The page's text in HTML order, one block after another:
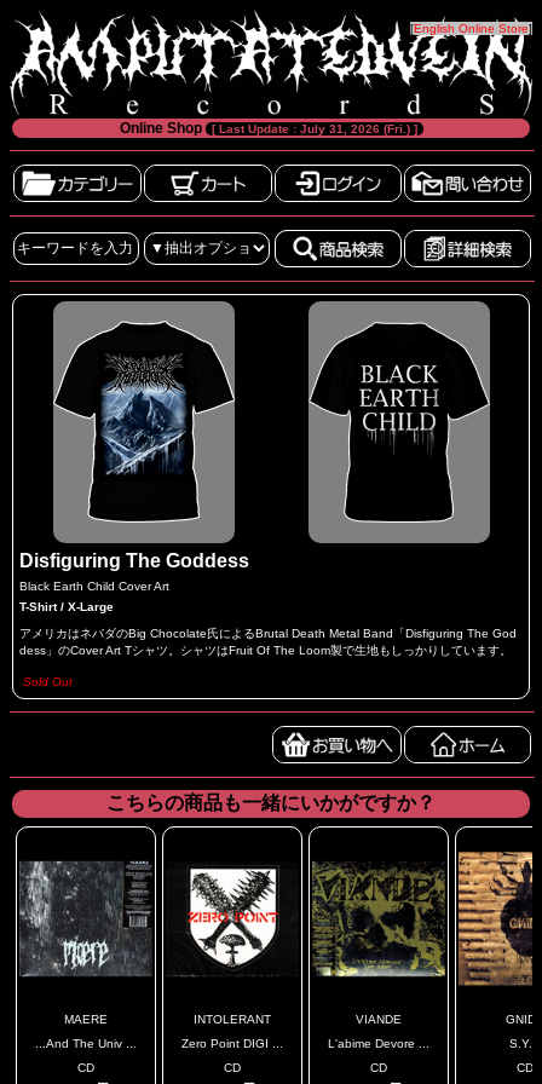
[English Online Store]
Online Shop [ Last Update : July 31, 2026 (Fri.) ]
Disfiguring The Goddess
Black Earth Child Cover Art
T-Shirt / X-Large
アメリカはネバダのBig Chocolate氏によるBrutal Death Metal Band「Disfiguring The God
dess」のCover Art Tシャツ。シャツはFruit Of The Loom製で生地もしっかりしています。
Sold Out
こちらの商品も一緒にいかがですか？
MAERE
...And The Univ ...
CD
INTOLERANT
Zero Point DIGI ...
CD
VIANDE
L'abime Devore ...
CD
S.Y.F.
CD